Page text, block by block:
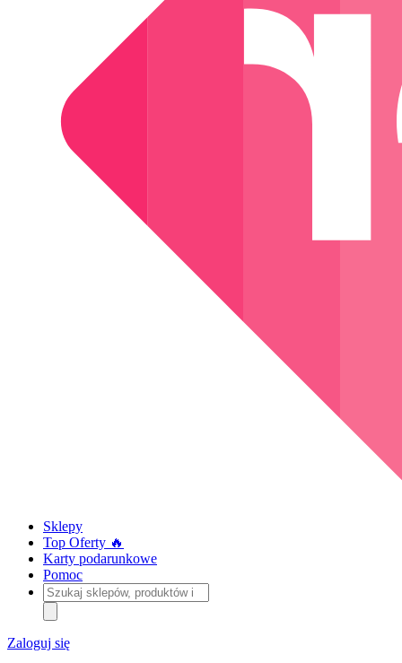
Sklepy
Top Oferty 🔥
Karty podarunkowe
Pomoc
Szukaj
sklepów,
produktów
i
kategorii
Zaloguj się